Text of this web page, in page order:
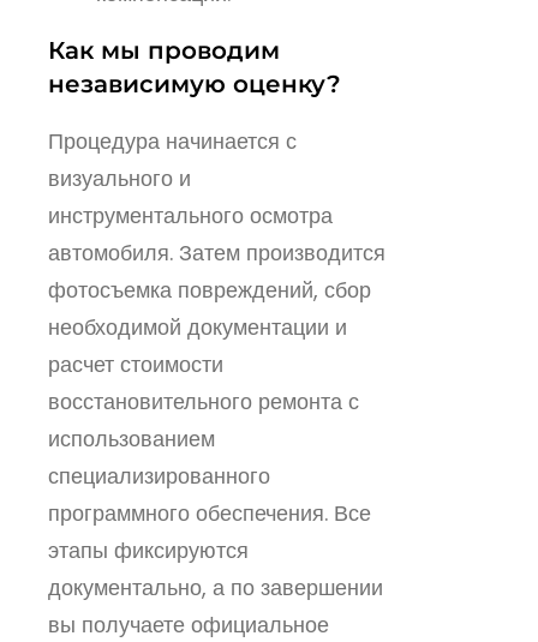
Как мы проводим
независимую оценку?
Процедура начинается с
визуального и
инструментального осмотра
автомобиля. Затем производится
фотосъемка повреждений, сбор
необходимой документации и
расчет стоимости
восстановительного ремонта с
использованием
специализированного
программного обеспечения. Все
этапы фиксируются
документально, а по завершении
вы получаете официальное